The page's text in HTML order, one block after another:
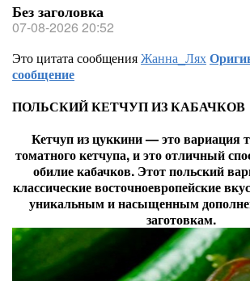
Без заголовка
07-08-2026 20:52
Это цитата сообщенияЖанна_Лях
сообщение
ПОЛЬСКИЙ КЕТЧУП ИЗ КАБАЧКОВ
Кетчуп из цуккини — это вариация
томатного кетчупа, и это отличный
обилие кабачков. Этот польский
классические восточноевропейские
уникальным и насыщенным
заготовкам.